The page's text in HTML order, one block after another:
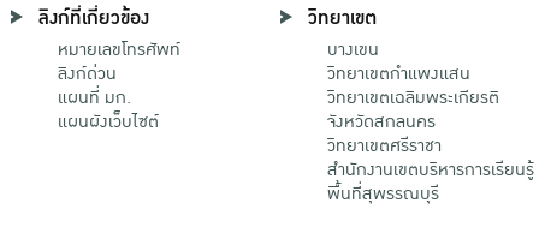
ลิงก์ที่เกี่ยวข้อง
หมายเลขโทรศัพท์
ลิงก์ด่วน
แผนที่ มก.
แผนผังเว็บไซต์
วิทยาเขต
บางเขน
วิทยาเขตกําแพงแสน
วิทยาเขตเฉลิมพระเกียรติ
จังหวัดสกลนคร
วิทยาเขตศรีราชา
สำนักงานเขตบริหารการเรียนรู้
พื้นที่สุพรรณบุรี